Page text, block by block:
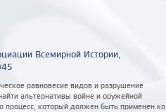
Всемирной Истории,
равновесие видов и разрушение
альтернативы войне и оружейной
процесс, который должен быть применен ко